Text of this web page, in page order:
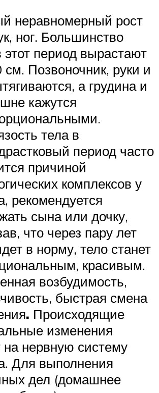
неравномерный рост
ног. Большинство
этот период вырастают
Позвоночник, руки и
а грудина и
кажутся
тела в
период часто
причиной
комплексов у
рекомендуется
сына или дочку,
что через пару лет
в норму, тело станет
красивым.
возбудимость,
быстрая смена
. Происходящие
изменения
нервную систему
Для выполнения
дел (домашнее